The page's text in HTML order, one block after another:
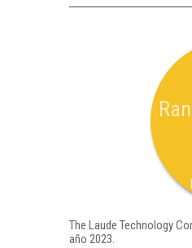
The Laude Technology
año 2023.